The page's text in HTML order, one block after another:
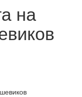
на